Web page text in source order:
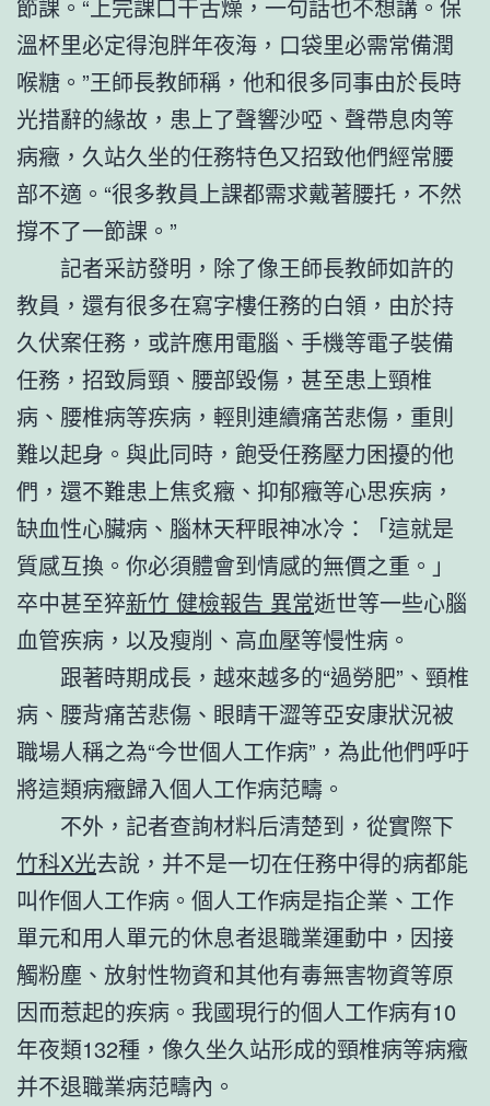
節課。“上完課口干舌燥，一句話也不想講。保
溫杯里必定得泡胖年夜海，口袋里必需常備潤
喉糖。”王師長教師稱，他和很多同事由於長時
光措辭的緣故，患上了聲響沙啞、聲帶息肉等
病癥，久站久坐的任務特色又招致他們經常腰
部不適。“很多教員上課都需求戴著腰托，不然
撐不了一節課。”
記者采訪發明，除了像王師長教師如許的
教員，還有很多在寫字樓任務的白領，由於持
久伏案任務，或許應用電腦、手機等電子裝備
任務，招致肩頸、腰部毀傷，甚至患上頸椎
病、腰椎病等疾病，輕則連續痛苦悲傷，重則
難以起身。與此同時，飽受任務壓力困擾的他
們，還不難患上焦炙癥、抑郁癥等心思疾病，
缺血性心臟病、腦林天秤眼神冰冷：「這就是
質感互換。你必須體會到情感的無價之重。」
卒中甚至猝新竹 健檢報告 異常逝世等一些心腦
血管疾病，以及瘦削、高血壓等慢性病。
跟著時期成長，越來越多的“過勞肥”、頸椎
病、腰背痛苦悲傷、眼睛干澀等亞安康狀況被
職場人稱之為“今世個人工作病”，為此他們呼吁
將這類病癥歸入個人工作病范疇。
不外，記者查詢材料后清楚到，從實際下
竹科X光去說，并不是一切在任務中得的病都能
叫作個人工作病。個人工作病是指企業、工作
單元和用人單元的休息者退職業運動中，因接
觸粉塵、放射性物資和其他有毒無害物資等原
因而惹起的疾病。我國現行的個人工作病有10
年夜類132種，像久坐久站形成的頸椎病等病癥
并不退職業病范疇內。